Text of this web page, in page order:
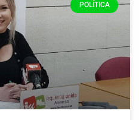
POLÍTICA